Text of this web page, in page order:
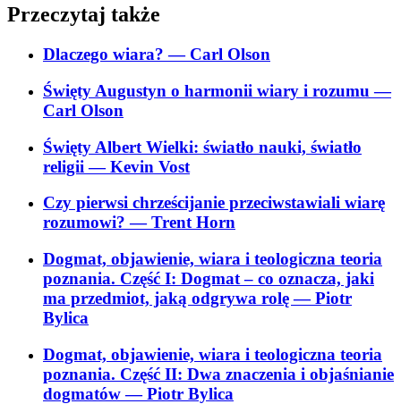
Przeczytaj także
Dlaczego wiara?— Carl Olson
Święty Augustyn o harmonii wiary i rozumu—
Carl Olson
Święty Albert Wielki: światło nauki, światło
religii— Kevin Vost
Czy pierwsi chrześcijanie przeciwstawiali wiarę
rozumowi?— Trent Horn
Dogmat, objawienie, wiara i teologiczna teoria
poznania. Część I: Dogmat – co oznacza, jaki
ma przedmiot, jaką odgrywa rolę— Piotr
Bylica
Dogmat, objawienie, wiara i teologiczna teoria
poznania. Część II: Dwa znaczenia i objaśnianie
dogmatów— Piotr Bylica